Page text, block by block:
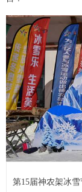
第15届神农架冰